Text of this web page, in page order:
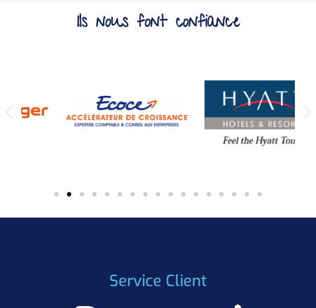
Ils nous font confiance
Service Client